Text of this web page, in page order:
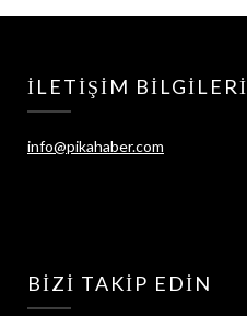
İLETIŞIM BILGILERI
info@pikahaber.com
BIZI TAKIP EDIN